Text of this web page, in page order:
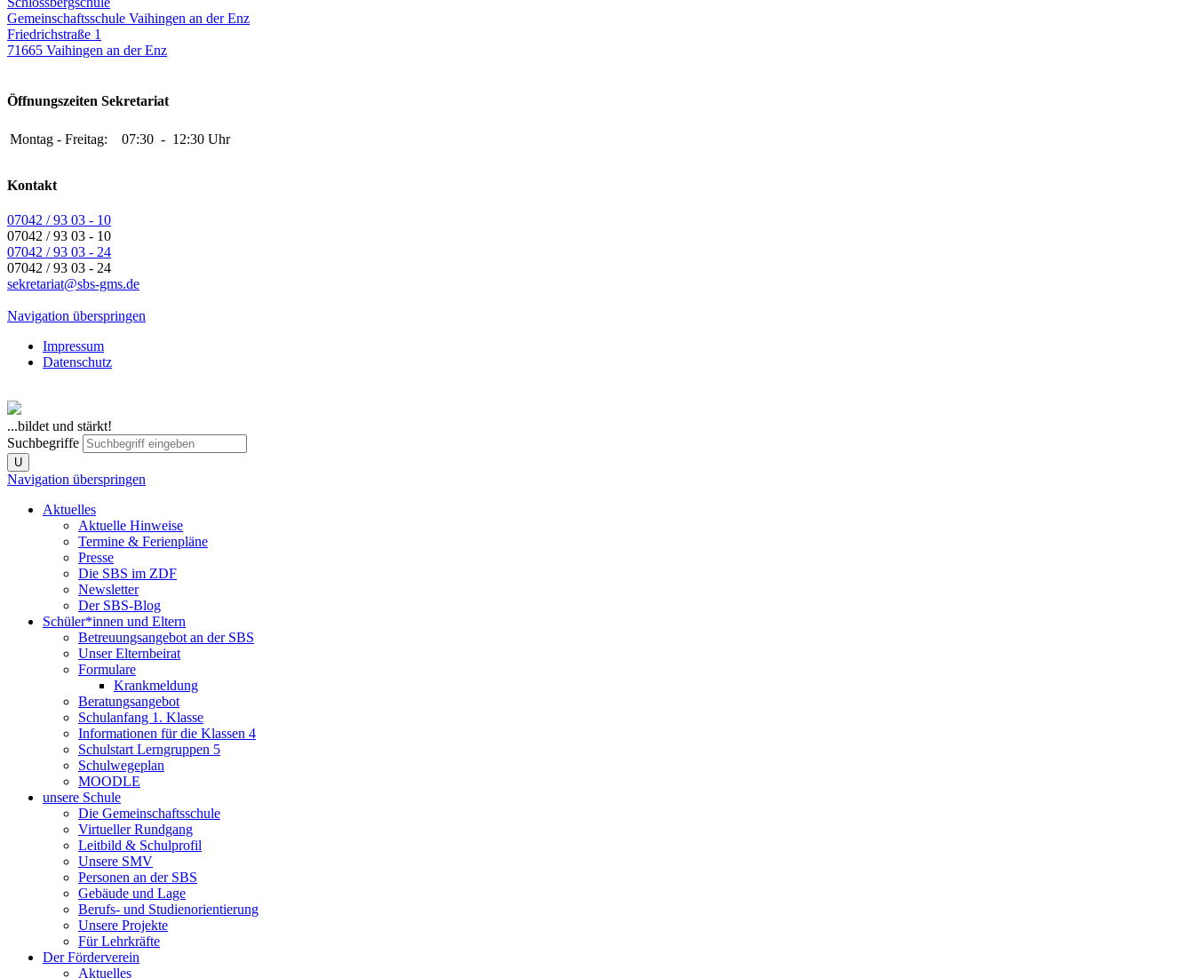
Gemeinschaftsschule Vaihingen an der Enz
Friedrichstraße 1
71665 Vaihingen an der Enz
Öffnungszeiten Sekretariat
Montag - Freitag: 07:30 - 12:30 Uhr
Kontakt
07042 / 93 03 - 10
07042 / 93 03 - 10
07042 / 93 03 - 24
07042 / 93 03 - 24
sekretariat@sbs-gms.de
Navigation überspringen
Impressum
Datenschutz
...bildet und stärkt!
Suchbegriffe
U
Navigation überspringen
Aktuelles
Aktuelle Hinweise
Termine & Ferienpläne
Presse
Die SBS im ZDF
Newsletter
Der SBS-Blog
Schüler*innen und Eltern
Betreuungsangebot an der SBS
Unser Elternbeirat
Formulare
Krankmeldung
Beratungsangebot
Schulanfang 1. Klasse
Informationen für die Klassen 4
Schulstart Lerngruppen 5
Schulwegeplan
MOODLE
unsere Schule
Die Gemeinschaftsschule
Virtueller Rundgang
Leitbild & Schulprofil
Unsere SMV
Personen an der SBS
Gebäude und Lage
Berufs- und Studienorientierung
Unsere Projekte
Für Lehrkräfte
Der Förderverein
Aktuelles